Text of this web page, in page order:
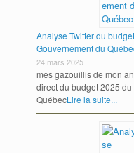
Analyse Twitter du
Gouvernement du
24 mars 2025
mes gazouillis de mon
direct du budget 2025
QuébecLire la suite...